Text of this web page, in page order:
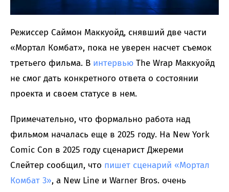
Режиссер Саймон Маккуойд, снявший две части
«Мортал Комбат», пока не уверен насчет съемок
третьего фильма. В интервью The Wrap Маккуойд
не смог дать конкретного ответа о состоянии
проекта и своем статусе в нем.
Примечательно, что формально работа над
фильмом началась еще в 2025 году. На New York
Comic Con в 2025 году сценарист Джереми
Слейтер сообщил, что пишет сценарий «Мортал
Комбат 3», а New Line и Warner Bros. очень